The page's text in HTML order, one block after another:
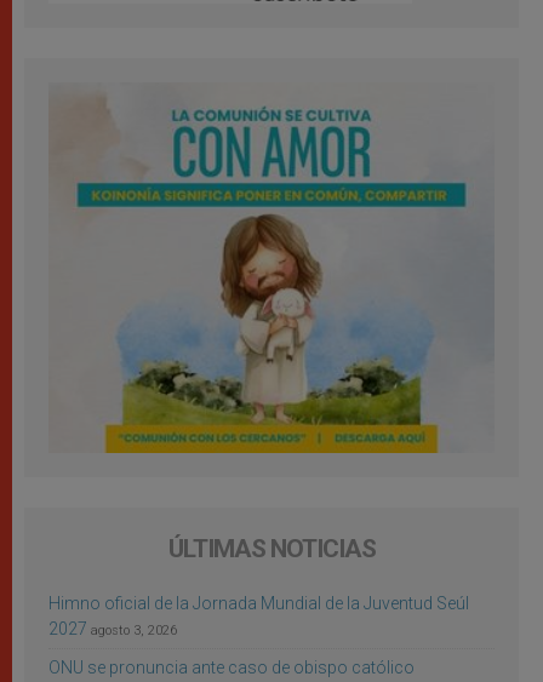
ÚLTIMAS NOTICIAS
Himno oficial de la Jornada Mundial de la Juventud Seúl
2027 agosto 3, 2026
ONU se pronuncia ante caso de obispo católico